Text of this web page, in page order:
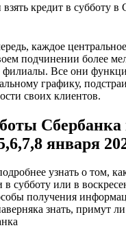
кредит в субботу в
каждое
подчинении более
филиалы. Все они
графику,
своих клиентов.
января
узнать о том,
субботу или в
получения
знать, примут